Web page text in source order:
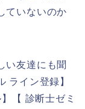
ていないのか
い友達にも聞
ライン登録】
【 診断士ゼミ